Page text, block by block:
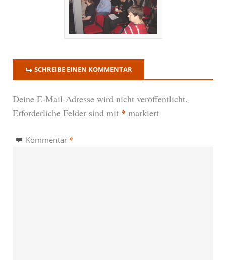
SCHREIBE EINEN KOMMENTAR
Deine E-Mail-Adresse wird nicht veröffentlicht.
Erforderliche Felder sind mit * markiert
Kommentar *